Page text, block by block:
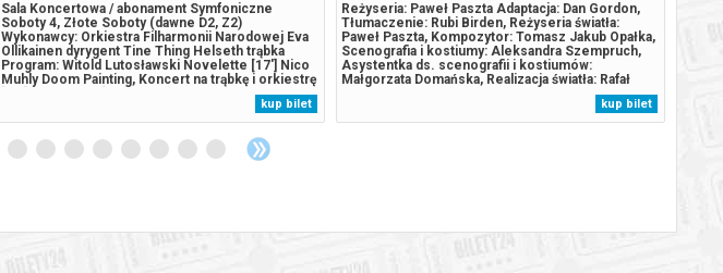
Sala Koncertowa / abonament Symfoniczne
Soboty 4, Złote Soboty (dawne D2, Z2)
Wykonawcy: Orkiestra Filharmonii Narodowej Eva
Ollikainen dyrygent Tine Thing Helseth trąbka
Program: Witold Lutosławski Novelette [17'] Nico
Muhly Doom Painting, Koncert na trąbkę i orkiestrę
[20'] ... przerwa [20'] Jean Sibelius Poemat
symfoniczny Córka Pohjoli op. 49 [13'] Richard
Strauss Suita z opery Kawaler srebrnej...
kup bilet
Reżyseria: Paweł Paszta Adaptacja: Dan Gordon,
Tłumaczenie: Rubi Birden, Reżyseria światła:
Paweł Paszta, Kompozytor: Tomasz Jakub Opałka,
Scenografia i kostiumy: Aleksandra Szempruch,
Asystentka ds. scenografii i kostiumów:
Małgorzata Domańska, Realizacja światła: Rafał
Piotrowski, Realizcja dźwięku: Michał Tatara,
Producent wykonawczy i asystent reżysera:
Krystian Zajdel Obsada: Alicja Czerniewicz,...
kup bilet